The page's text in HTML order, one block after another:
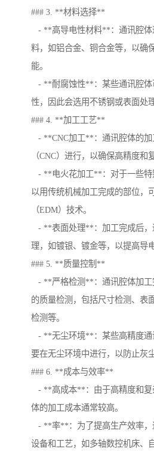
### 3. **材料选择**
- **高导电性材料**：通讯腔体
料，如铝合金、铜合金等，以确
能。
- **耐腐蚀性**：某些通讯腔体
性，因此会选用不锈钢或表面处
### 4. **加工工艺**
- **CNC加工**：通讯腔体的加
（CNC）进行，以确保高精度和
- **电火花加工**：对于一些特
以用传统机械加工完成的部位，
（EDM）技术。
- **表面处理**：加工完成后，
理，如镀银、镀金等，以提高导
### 5. **质量控制**
- **严格检测**：通讯腔体加工
的质量检测，包括尺寸检测、表
检测等。
- **无尘环境**：某些高精度通
要在无尘环境中进行，以防止灰
### 6. **成本与效率**
- **高成本**：由于高精度和复
体的加工成本通常较高。
- **率**：为了提高生产效率，
设备和工艺，如多轴数控机床、